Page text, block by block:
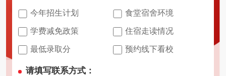
今年招生计划 食堂宿舍环境
学费减免政策 住宿走读情况
最低录取分 预约线下看校
请填写联系方式：